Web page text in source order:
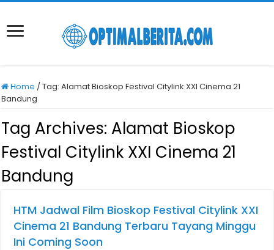
Home /Tag:Alamat Bioskop Festival Citylink XXI Cinema 21
Bandung
Tag Archives: Alamat Bioskop
Festival Citylink XXI Cinema 21
Bandung
HTM Jadwal Film Bioskop Festival Citylink XXI
Cinema 21 Bandung Terbaru Tayang Minggu
Ini Coming Soon